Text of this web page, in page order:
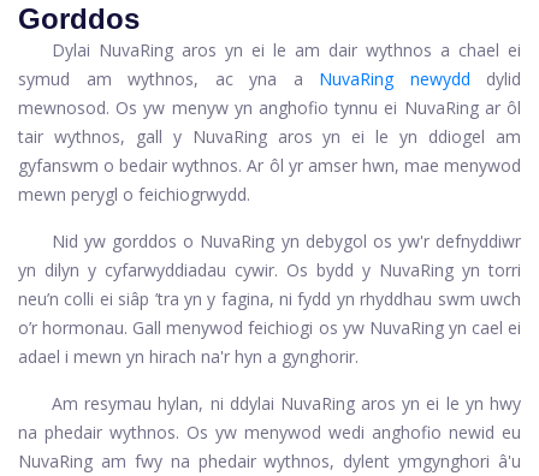
Gorddos
Dylai NuvaRing aros yn ei le am dair wythnos a chael ei
symud am wythnos, ac yna a
NuvaRing newydd
dylid
mewnosod. Os yw menyw yn anghofio tynnu ei NuvaRing ar ôl
tair wythnos, gall y NuvaRing aros yn ei le yn ddiogel am
gyfanswm o bedair wythnos. Ar ôl yr amser hwn, mae menywod
mewn perygl o feichiogrwydd.
Nid yw gorddos o NuvaRing yn debygol os yw'r defnyddiwr
yn dilyn y cyfarwyddiadau cywir. Os bydd y NuvaRing yn torri
neu’n colli ei siâp ’tra yn y fagina, ni fydd yn rhyddhau swm uwch
o’r hormonau. Gall menywod feichiogi os yw NuvaRing yn cael ei
adael i mewn yn hirach na'r hyn a gynghorir.
Am resymau hylan, ni ddylai NuvaRing aros yn ei le yn hwy
na phedair wythnos. Os yw menywod wedi anghofio newid eu
NuvaRing am fwy na phedair wythnos, dylent ymgynghori â'u